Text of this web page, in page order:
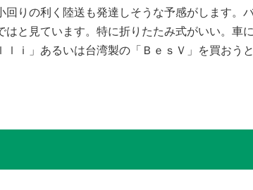
りの利く陸送も発達しそうな予感がします
と見ています。特に折りたたみ式がいい。車
ｉ」あるいは台湾製の「ＢｅｓＶ」を買おう